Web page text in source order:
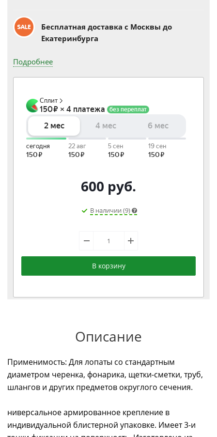
Бесплатная доставка c Москвы до
Екатеринбурга
Подробнее
600 руб.
В наличии (9)
В корзину
Описание
Применимость: Для лопаты со стандартным
диаметром черенка, фонарика, щетки-сметки, труб,
шлангов и других предметов округлого сечения.
ниверсальное армированное крепление в
индивидуальной блистерной упаковке. Имеет 3-и